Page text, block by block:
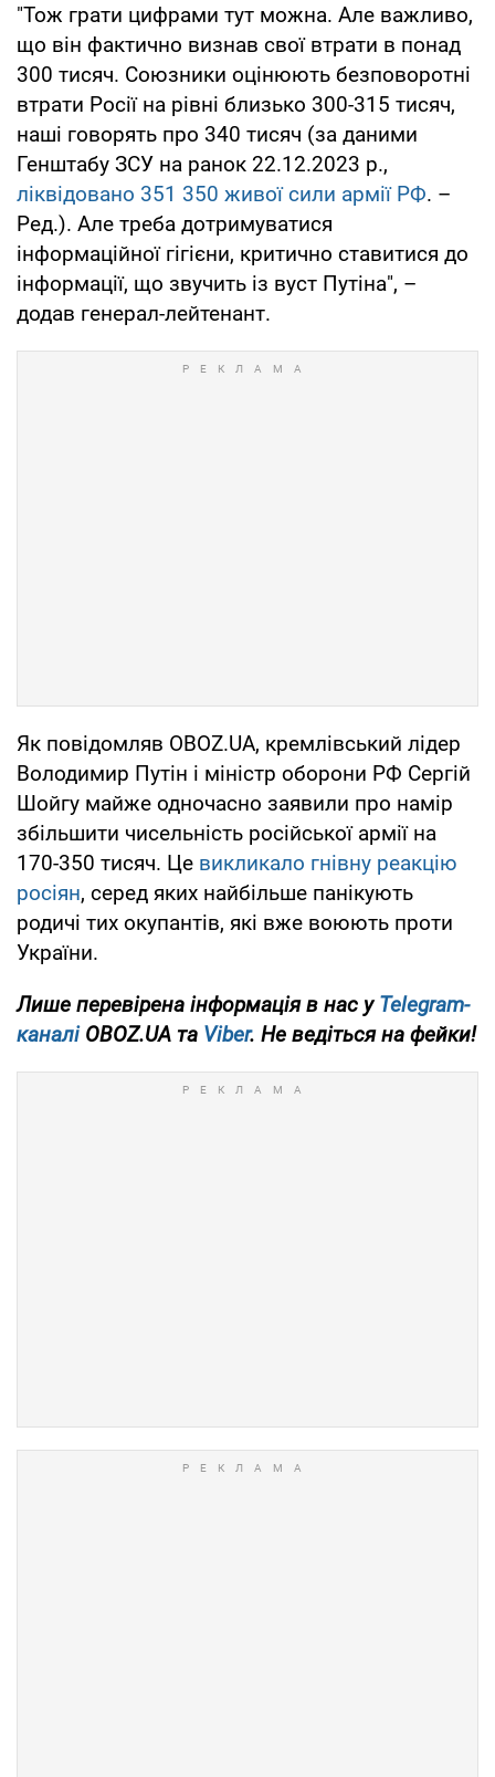
"Тож грати цифрами тут можна. Але важливо,
що він фактично визнав свої втрати в понад
300 тисяч. Союзники оцінюють безповоротні
втрати Росії на рівні близько 300-315 тисяч,
наші говорять про 340 тисяч (за даними
Генштабу ЗСУ на ранок 22.12.2023 р.,
ліквідовано 351 350 живої сили армії РФ. –
Ред.). Але треба дотримуватися
інформаційної гігієни, критично ставитися до
інформації, що звучить із вуст Путіна", –
додав генерал-лейтенант.
Як повідомляв OBOZ.UA, кремлівський лідер
Володимир Путін і міністр оборони РФ Сергій
Шойгу майже одночасно заявили про намір
збільшити чисельність російської армії на
170-350 тисяч. Це викликало гнівну реакцію
росіян, серед яких найбільше панікують
родичі тих окупантів, які вже воюють проти
України.
Лише перевірена інформація в нас уTelegram-
каналіOBOZ.UA та Viber. Не ведіться на фейки!